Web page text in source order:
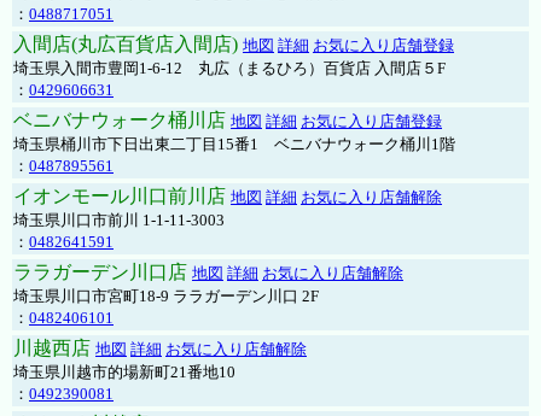
： 0488717051
入間店(丸広百貨店入間店) 地図 詳細 お気に入り店舗登録
埼玉県入間市豊岡1-6-12 丸広（まるひろ）百貨店 入間店５F
： 0429606631
ベニバナウォーク桶川店 地図 詳細 お気に入り店舗登録
埼玉県桶川市下日出東二丁目15番1 ベニバナウォーク桶川1階
： 0487895561
イオンモール川口前川店 地図 詳細 お気に入り店舗解除
埼玉県川口市前川 1-1-11-3003
： 0482641591
ララガーデン川口店 地図 詳細 お気に入り店舗解除
埼玉県川口市宮町18-9 ララガーデン川口 2F
： 0482406101
川越西店 地図 詳細 お気に入り店舗解除
埼玉県川越市的場新町21番地10
： 0492390081